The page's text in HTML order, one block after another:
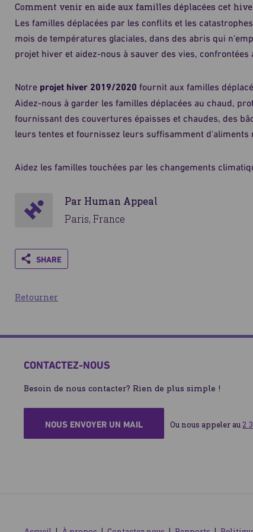
Comment venir en aide aux familles déplacées cet
Les familles déplacées par les conflits et les
mois de températures glaciales, dans des abris qui
projet hiver et aidez-nous à sauver des vies, confrontées
Notre projet hiver 2019/2020 fournit aux familles
Aidez-nous à garder les familles déplacées au chaud,
fournissant des couvertures épaisses et chaudes, des
leurs tentes et fournissez leurs suffisamment
Aidez les familles touchées par les changements
Par Human Appeal
Paris, France
Retourner
CONTACTEZ-NOUS
Besoin de nous contacter? Rien de plus simple !
NOUS ENVOYER UN MAIL Ou nous appeler au 2